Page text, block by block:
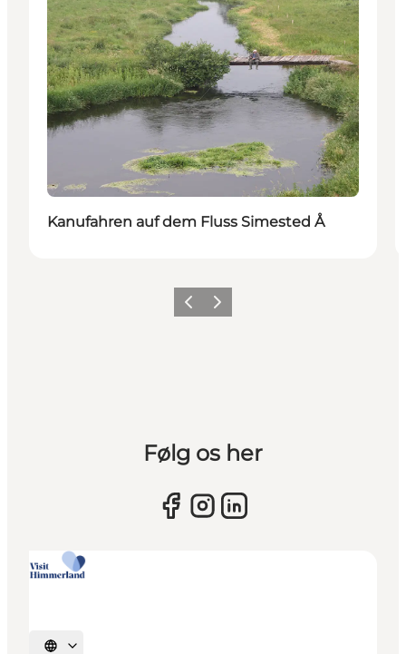
Kanufahren auf dem Fluss Simested Å
Vorherige Folie
Nächste Folie
Følg os her
Sprache auswählen